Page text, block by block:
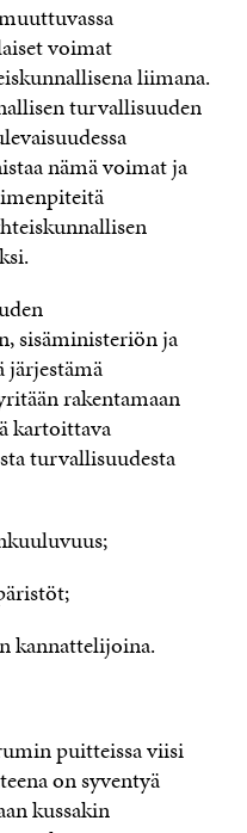
voimat
liimana.
turvallisuuden
nämä voimat ja
sisäministeriön ja
järjestämä
rakentamaan
kartoittava
turvallisuudesta
kannattelijoina.
puitteissa viisi
on syventyä
kussakin